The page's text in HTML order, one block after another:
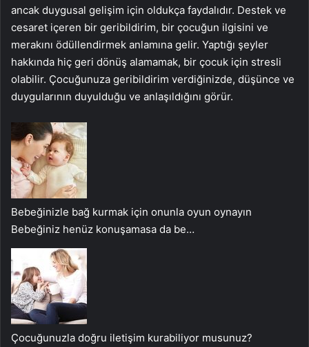
ancak duygusal gelişim için oldukça faydalıdır. Destek ve
cesaret içeren bir geribildirim, bir çocuğun ilgisini ve
merakını ödüllendirmek anlamına gelir. Yaptığı şeyler
hakkında hiç geri dönüş alamamak, bir çocuk için stresli
olabilir. Çocuğunuza geribildirim verdiğinizde, düşünce ve
duygularının duyulduğu ve anlaşıldığını görür.
Bebeğinizle bağ kurmak için onunla oyun oynayın
Bebeğiniz henüz konuşamasa da be…
Çocuğunuzla doğru iletişim kurabiliyor musunuz?